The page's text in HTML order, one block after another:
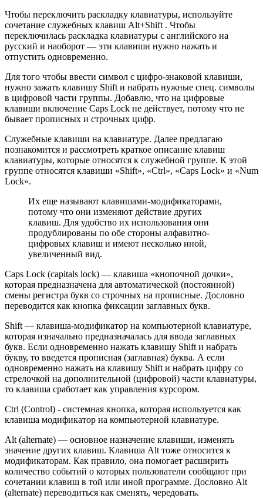
Чтобы переключить раскладку клавиатуры, используйте
сочетание служебных клавиш Alt+Shift . Чтобы
переключилась раскладка клавиатуры с английского на
русский и наоборот — эти клавиши нужно нажать и
отпустить одновременно.
Для того чтобы ввести символ с цифро-знаковой клавиши,
нужно зажать клавишу Shift и набрать нужные спец. символы
в цифровой части группы. Добавлю, что на цифровые
клавиши включение Caps Lock не действует, потому что не
бывает прописных и строчных цифр.
Служебные клавиши на клавиатуре. Далее предлагаю
познакомится и рассмотреть краткое описание клавиш
клавиатуры, которые относятся к служебной группе. К этой
группе относятся клавиши «Shift», «Ctrl», «Caps Lock» и «Num
Lock».
Их еще называют клавишами-модификаторами,
потому что они изменяют действие других
клавиш. Для удобство их использования они
продублированы по обе стороны алфавитно-
цифровых клавиш и имеют несколько иной,
увеличенный вид.
Caps Lock (capitals lock) — клавиша «кнопочной дочки»,
которая предназначена для автоматической (постоянной)
смены регистра букв со строчных на прописные. Дословно
переводится как кнопка фиксации заглавных букв.
Shift — клавиша-модификатор на компьютерной клавиатуре,
которая изначально предназначалась для ввода заглавных
букв. Если одновременно нажать клавишу Shift и набрать
букву, то введется прописная (заглавная) буква. А если
одновременно нажать на клавишу Shift и набрать цифру со
стрелочкой на дополнительной (цифровой) части клавиатуры,
то клавиша сработает как управления курсором.
Ctrl (Control) - системная кнопка, которая используется как
клавиша модификатор на компьютерной клавиатуре.
Alt (alternate) — основное назначение клавиши, изменять
значение других клавиш. Клавиша Alt тоже относится к
модификаторам. Как правило, она помогает расширить
количество событий о которых пользователи сообщают при
сочетании клавиш в той или иной программе. Дословно Alt
(alternate) переводиться как сменять, чередовать.